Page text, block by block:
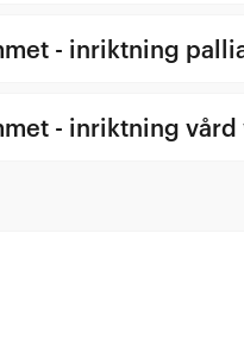
- inriktning
- inriktning